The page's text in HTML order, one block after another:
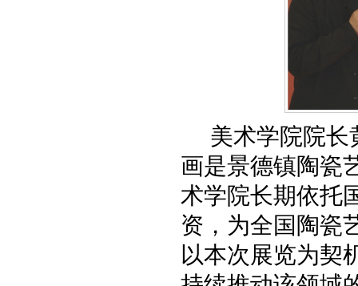
美术学院院长
画是景德镇陶瓷
术学院长期依托
资，为全国陶瓷
以本次展览为契